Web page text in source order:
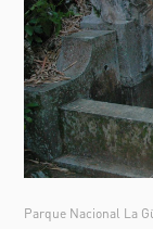
Parque Nacional La